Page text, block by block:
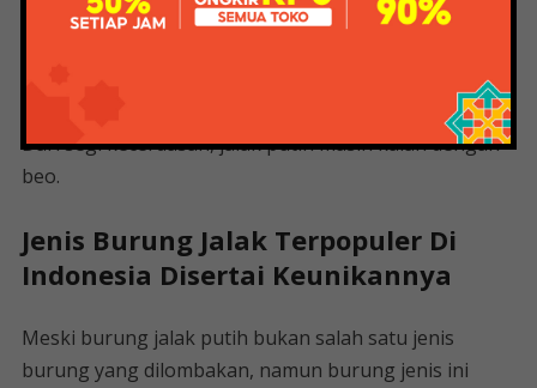
burung lain, bahkan bisa meniru suara binatang
mempraktekkannya, jalak putih bisa meniru kata-kata
yang kita ucapkan atau ucapkan seperti burung beo.
Dari segi kecerdasan, jalak putih masih kalah dengan
beo.
Jenis Burung Jalak Terpopuler Di
Indonesia Disertai Keunikannya
Meski burung jalak putih bukan salah satu jenis
burung yang dilombakan, namun burung jenis ini